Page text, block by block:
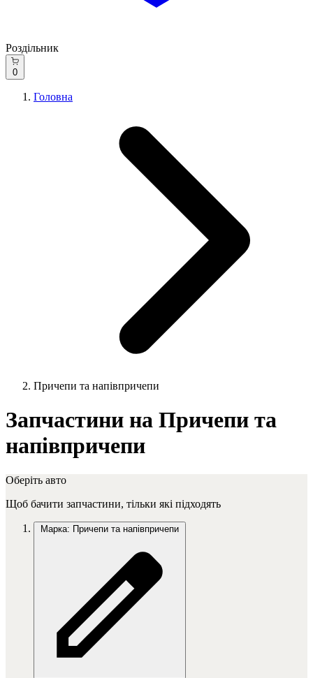
Роздільник
0
Головна
Причепи та напівпричепи
Запчастини на Причепи та
напівпричепи
Оберіть авто
Щоб бачити запчастини, тільки які підходять
Марка: Причепи та напівпричепи